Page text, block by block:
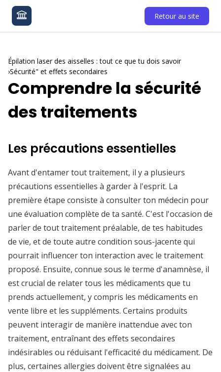
Retour au site
Épilation laser des aisselles : tout ce que tu dois savoir
Sécurité" et effets secondaires
Comprendre la sécurité
des traitements
Les précautions essentielles
Avant d'entamer tout traitement, il y a plusieurs
précautions essentielles à garder à l'esprit. La
première étape consiste à consulter ton médecin pour
une évaluation complète de ta santé. C'est l'occasion de
parler de tout traitement préalable, de tes habitudes
de vie, et de toute autre condition sous-jacente qui
pourrait influencer ton interaction avec le traitement
proposé. Ensuite, connue sous le terme d'anamnèse, il
est crucial de relater tous les médicaments que tu
prends actuellement, y compris les médicaments en
vente libre et les suppléments. Certains produits
peuvent interagir de manière inattendue avec ton
traitement, entraînant des effets secondaires
indésirables ou réduisant l'efficacité du médicament. De
plus, certaines allergies doivent être signalées au